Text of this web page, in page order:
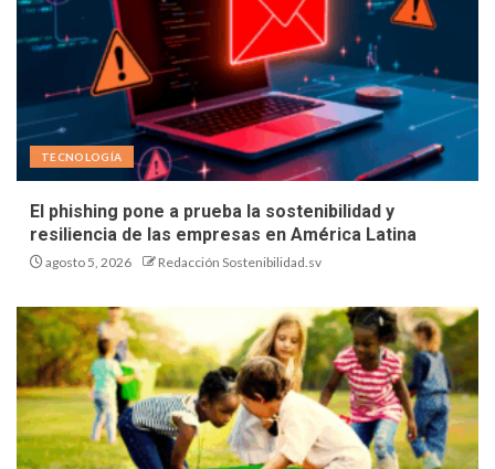
TECNOLOGÍA
El phishing pone a prueba la sostenibilidad y
resiliencia de las empresas en América Latina
agosto 5, 2026 Redacción Sostenibilidad.sv